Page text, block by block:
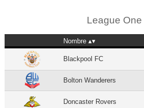
League One
Nombre
Blackpool FC
Bolton Wanderers
Doncaster Rovers